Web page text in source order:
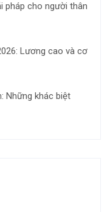
pháp cho người thân
Lương cao và cơ
Những khác biệt